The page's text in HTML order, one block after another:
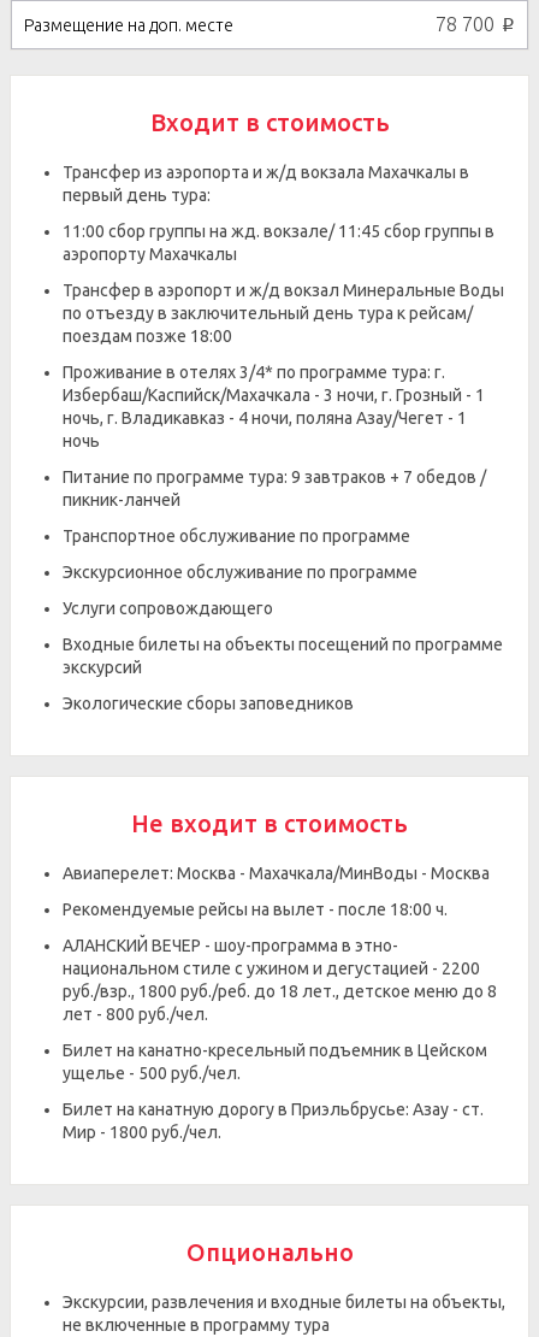
78 700 p
Входит в стоимость
Трансфер из аэропорта и ж/д вокзала Махачкалы в
первый день тура:
11:00 сбор группы на жд. вокзале/ 11:45 сбор группы в
аэропорту Махачкалы
Трансфер в аэропорт и ж/д вокзал Минеральные Воды
по отъезду в заключительный день тура к рейсам/
поездам позже 18:00
Проживание в отелях 3/4* по программе тура: г.
Избербаш/Каспийск/Махачкала - 3 ночи, г. Грозный - 1
ночь, г. Владикавказ - 4 ночи, поляна Азау/Чегет - 1
ночь
Питание по программе тура: 9 завтраков + 7 обедов /
пикник-ланчей
Транспортное обслуживание по программе
Экскурсионное обслуживание по программе
Услуги сопровождающего
Входные билеты на объекты посещений по программе
экскурсий
Экологические сборы заповедников
Не входит в стоимость
Авиаперелет: Москва - Махачкала/МинВоды - Москва
Рекомендуемые рейсы на вылет - после 18:00 ч.
АЛАНСКИЙ ВЕЧЕР - шоу-программа в этно-
национальном стиле с ужином и дегустацией - 2200
руб./взр., 1800 руб./реб. до 18 лет., детское меню до 8
лет - 800 руб./чел.
Билет на канатно-кресельный подъемник в Цейском
ущелье - 500 руб./чел.
Билет на канатную дорогу в Приэльбрусье: Азау - ст.
Мир - 1800 руб./чел.
Опционально
Экскурсии, развлечения и входные билеты на объекты,
не включенные в программу тура